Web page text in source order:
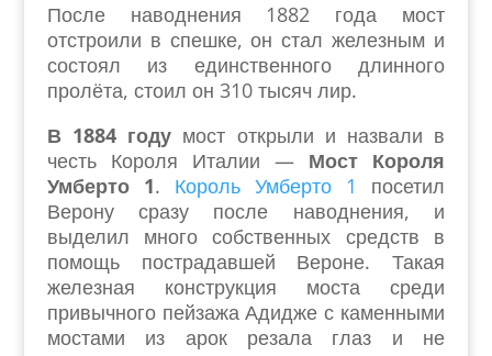
После наводнения 1882 года мост
отстроили в спешке, он стал железным и
состоял из единственного длинного
пролёта, стоил он 310 тысяч лир.
В 1884 году мост открыли и назвали в
честь Короля Италии — Мост Короля
Умберто 1. Король Умберто 1
посетил
Верону сразу после наводнения, и
выделил много собственных средств в
помощь пострадавшей Вероне. Такая
железная конструкция моста среди
привычного пейзажа Адидже с каменными
мостами из арок резала глаз и не